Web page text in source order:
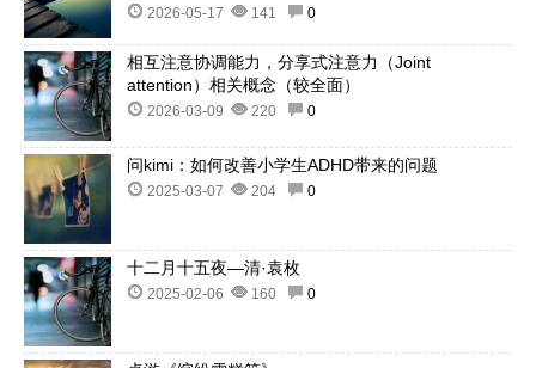
2026-05-17 141 0
相互注意协调能力，分享式注意力（Joint
attention）相关概念（较全面）
2026-03-09 220 0
问kimi：如何改善小学生ADHD带来的问题
2025-03-07 204 0
十二月十五夜—清·袁枚
2025-02-06 160 0